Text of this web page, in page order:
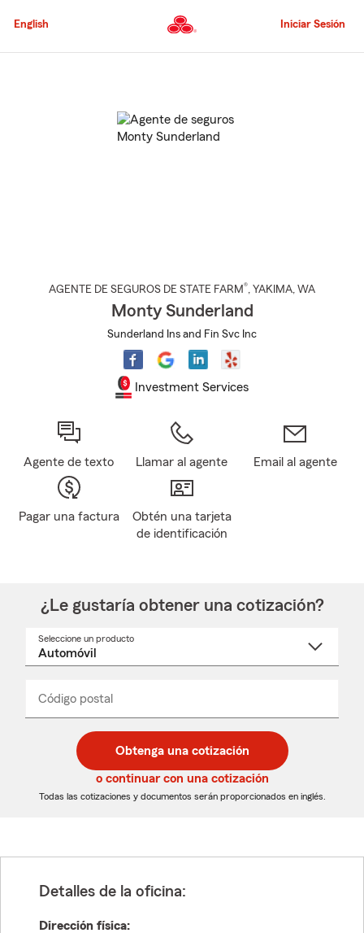
al
principal
English Iniciar Sesión
AGENTE DE SEGUROS DE STATE FARM®, YAKIMA, WA
Monty Sunderland
Sunderland Ins and Fin Svc Inc
Investment Services
Agente de texto Llamar al agente Email al agente
Pagar una factura
Obtén una tarjeta
de identificación
¿Le gustaría obtener una cotización?
Seleccione un producto
desplegable
Código postal
de
5
dígitos
de
5
dígitos
_____
Obtenga una cotización
o continuar con una cotización
Todas las cotizaciones y documentos serán proporcionados en inglés.
Detalles de la oficina:
Dirección física: